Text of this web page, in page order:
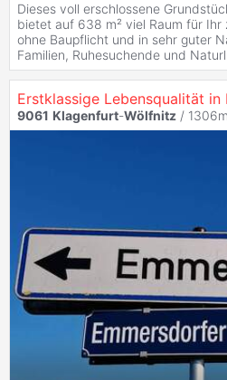
Dieses voll erschlossene
bietet auf 638 m² viel Raum für Ihr
ohne Baupflicht und in sehr guter
Familien, Ruhesuchende und
Erstklassige Lebensqualität in
9061 Klagenfurt-Wölfnitz /